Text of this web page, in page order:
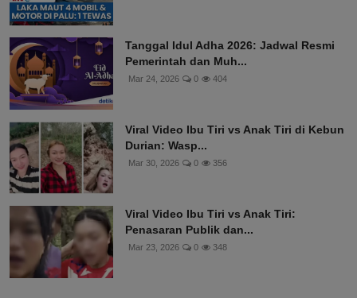
Tanggal Idul Adha 2026: Jadwal Resmi
Pemerintah dan Muh...
Mar 24, 2026 0 404
Viral Video Ibu Tiri vs Anak Tiri di Kebun
Durian: Wasp...
Mar 30, 2026 0 356
Viral Video Ibu Tiri vs Anak Tiri:
Penasaran Publik dan...
Mar 23, 2026 0 348